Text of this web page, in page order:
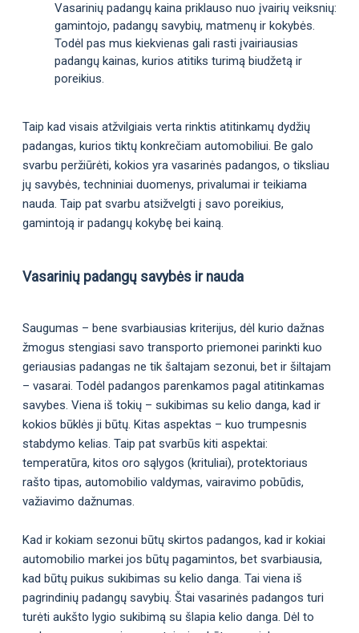
Vasarinių padangų kaina priklauso nuo įvairių veiksnių:
gamintojo, padangų savybių, matmenų ir kokybės.
Todėl pas mus kiekvienas gali rasti įvairiausias
padangų kainas, kurios atitiks turimą biudžetą ir
poreikius.
Taip kad visais atžvilgiais verta rinktis atitinkamų dydžių
padangas, kurios tiktų konkrečiam automobiliui. Be galo
svarbu peržiūrėti, kokios yra vasarinės padangos, o tiksliau
jų savybės, techniniai duomenys, privalumai ir teikiama
nauda. Taip pat svarbu atsižvelgti į savo poreikius,
gamintoją ir padangų kokybę bei kainą.
Vasarinių padangų savybės ir nauda
Saugumas – bene svarbiausias kriterijus, dėl kurio dažnas
žmogus stengiasi savo transporto priemonei parinkti kuo
geriausias padangas ne tik šaltajam sezonui, bet ir šiltajam
– vasarai. Todėl padangos parenkamos pagal atitinkamas
savybes. Viena iš tokių – sukibimas su kelio danga, kad ir
kokios būklės ji būtų. Kitas aspektas – kuo trumpesnis
stabdymo kelias. Taip pat svarbūs kiti aspektai:
temperatūra, kitos oro sąlygos (krituliai), protektoriaus
rašto tipas, automobilio valdymas, vairavimo pobūdis,
važiavimo dažnumas.
Kad ir kokiam sezonui būtų skirtos padangos, kad ir kokiai
automobilio markei jos būtų pagamintos, bet svarbiausia,
kad būtų puikus sukibimas su kelio danga. Tai viena iš
pagrindinių padangų savybių. Štai vasarinės padangos turi
turėti aukšto lygio sukibimą su šlapia kelio danga. Dėl to